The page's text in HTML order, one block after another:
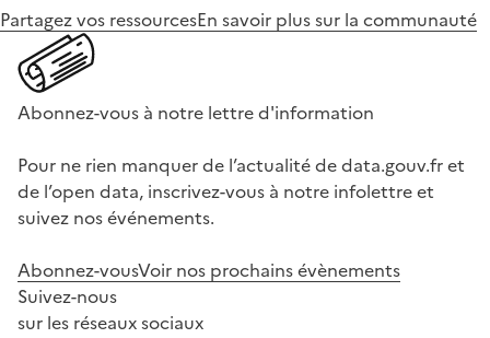
Partagez vos ressourcesEn savoir plus sur la communauté
Abonnez-vous à notre lettre d'information
Pour ne rien manquer de l’actualité de data.gouv.fr et
de l’open data, inscrivez-vous à notre infolettre et
suivez nos événements.
Abonnez-vousVoir nos prochains évènements
Suivez-nous
sur les réseaux sociaux